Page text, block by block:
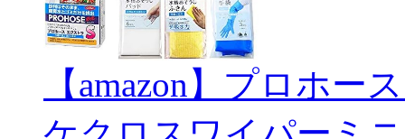
【amazon】プロホー